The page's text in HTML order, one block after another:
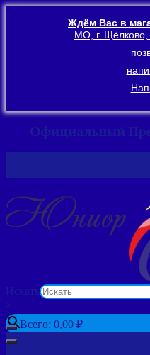
Ждём Вас в
МО, г. Щёлково,
Официальный
Искать
×
Всего: 0,00 ₽